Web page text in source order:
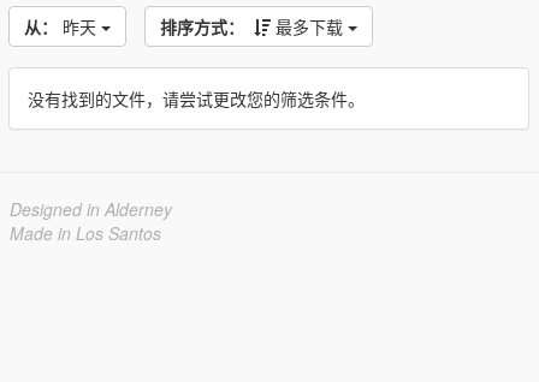
从： 昨天 排序方式： 最多下载
没有找到的文件，请尝试更改您的筛选条件。
Designed in Alderney
Made in Los Santos